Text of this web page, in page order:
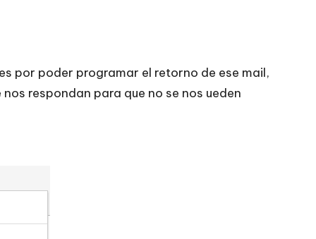
por poder programar el retorno de ese mail,
respondan para que no se nos ueden